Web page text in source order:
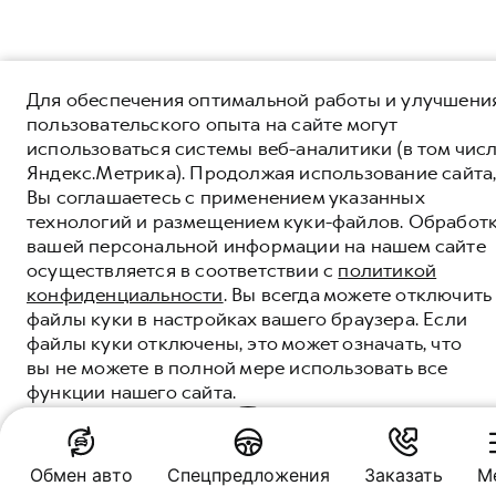
Для обеспечения оптимальной работы и
пользовательского опыта на сайте могут
использоваться системы веб-аналитики (в том
Яндекс.Метрика). Продолжая использование сайта,
Вы соглашаетесь с применением указанных
технологий и размещением куки-файлов.
вашей персональной информации на нашем сайте
осуществляется в соответствии с политикой
конфиденциальности. Вы всегда можете отключить
файлы куки в настройках вашего браузера. Если
файлы куки отключены, это может означать, что
вы не можете в полной мере использовать все
функции нашего сайта.
ПОНЯТНО
Обмен авто Спецпредложения Заказать